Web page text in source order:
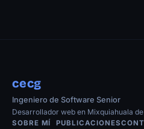
cecg
Ingeniero de Software Senior
Desarrollador web en Mixquiahuala
SOBRE MÍ PUBLICACIONES